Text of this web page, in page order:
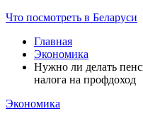
Что посмотреть в Беларуси
Главная
Экономика
Нужно ли делать
налога на профдоход
Экономика